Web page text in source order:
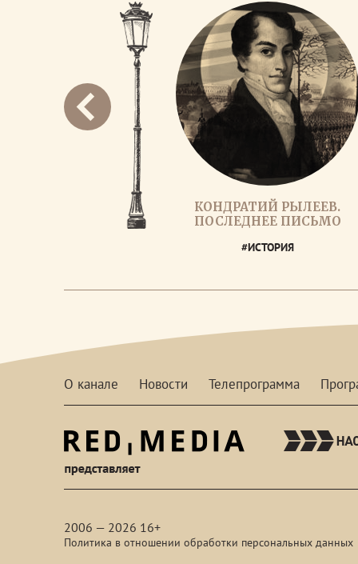
КОНДРАТИЙ РЫЛЕЕВ.
ПОСЛЕДНЕЕ ПИСЬМО
#ИСТОРИЯ
О канале Новости Телепрограмма
2006 — 2026 16+
Политика в отношении обработки персональных данных